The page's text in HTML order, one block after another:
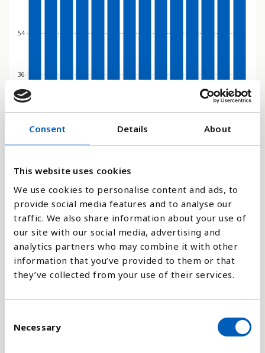
Consent Details About
This website uses cookies
We use cookies to personalise content and ads, to
provide social media features and to analyse our
traffic. We also share information about your use of
our site with our social media, advertising and
analytics partners who may combine it with other
information that you’ve provided to them or that
they’ve collected from your use of their services.
Necessary
18
36
54
2012 2013 2014 2015 2016 2017 2018
Stapeldiagram
Linje
Platt
Jämför med: